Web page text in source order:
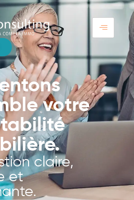
votre
claire,
et